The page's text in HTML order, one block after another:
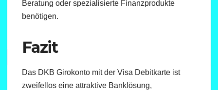
Beratung oder spezialisierte Finanzprodukte
benötigen.
Fazit
Das DKB Girokonto mit der Visa Debitkarte ist
zweifellos eine attraktive Banklösung,